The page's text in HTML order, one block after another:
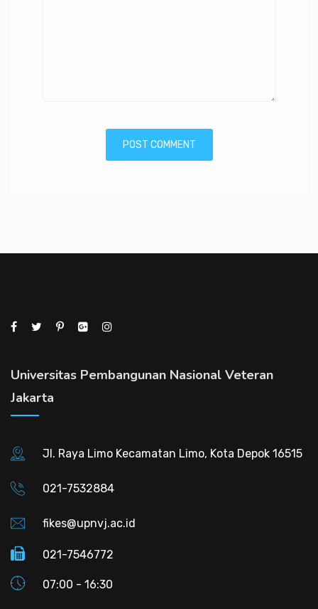
Universitas Pembangunan Nasional Veteran
Jakarta
Jl. Raya Limo Kecamatan Limo, Kota Depok 16515
021-7532884
fikes@upnvj.ac.id
021-7546772
07:00 - 16:30